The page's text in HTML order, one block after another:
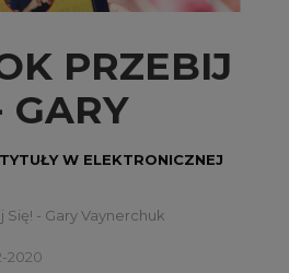
PRZEBIJ
GARY
2020
W ELEKTRONICZNEJ
Się! - Gary Vaynerchuk